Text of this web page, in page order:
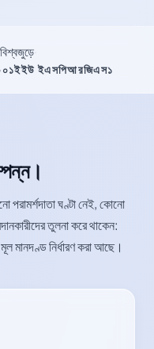
ইইউ ইএসপিআরজিএস১
পরামর্শদাতা ঘণ্টা নেই, কোনো
তুলনা করে থাকেন:
মানদণ্ড নির্ধারণ করা আছে।